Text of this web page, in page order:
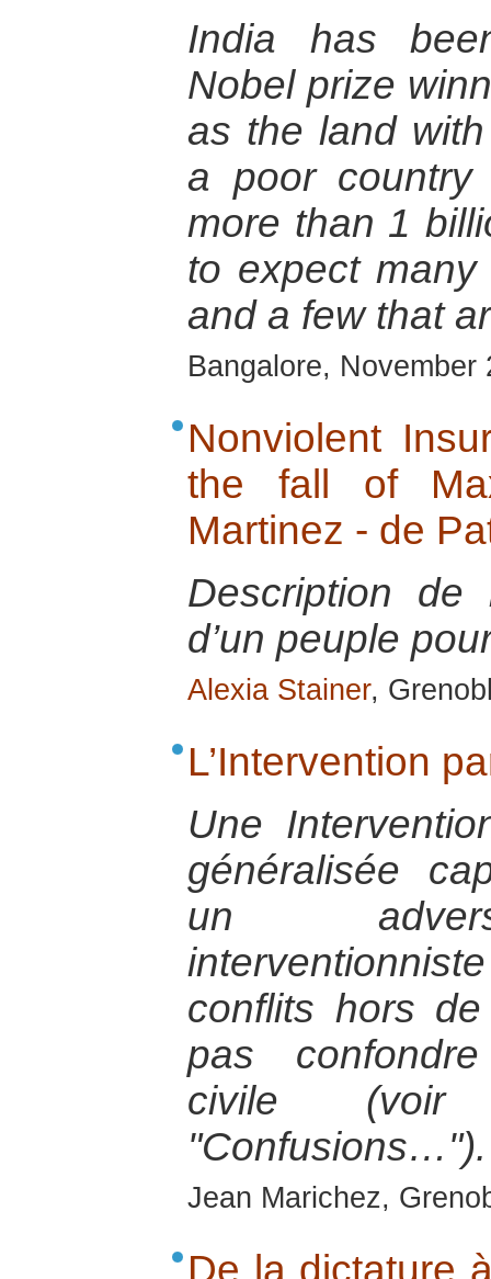
India has
Nobel prize
as the land
a poor
more than 1
to expect
and a few that
Bangalore, November
Nonviolent
the fall of
Martinez - de
Description
d’un peuple
Alexia Stainer,
L’Intervention
Une
généralisée
un
conflits hors
pas
civile (voir
"Confusions…").
Jean Marichez,
De la dictature